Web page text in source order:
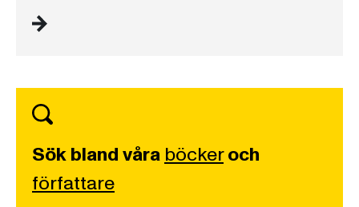
Sök bland våra böckeroch
författare